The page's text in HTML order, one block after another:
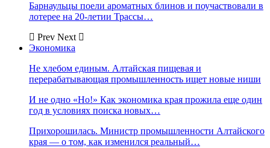
Барнаульцы поели ароматных блинов и поучаствовали в
лотерее на 20-летии Трассы…
Prev Next
Экономика
Не хлебом единым. Алтайская пищевая и
перерабатывающая промышленность ищет новые ниши
И не одно «Но!» Как экономика края прожила еще один
год в условиях поиска новых…
Прихорошилась. Министр промышленности Алтайского
края — о том, как изменился реальный…